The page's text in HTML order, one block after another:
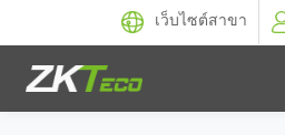
เว็บไซต์สาขา